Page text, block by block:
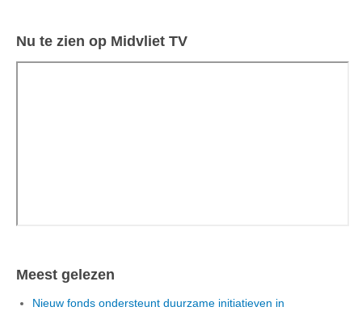
Nu te zien op Midvliet TV
Meest gelezen
Nieuw fonds ondersteunt duurzame initiatieven in